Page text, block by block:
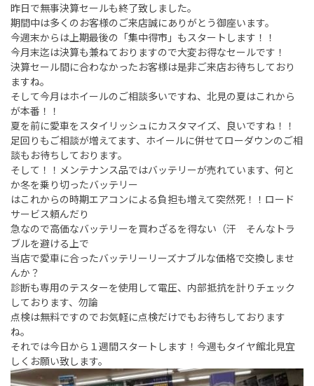
昨日で無事決算セールも終了致しました。
期間中は多くのお客様のご来店誠にありがとう御座います。
今週末からは上期最後の「集中得市」もスタートします！！
今月末迄は決算も兼ねておりますので大変お得なセールです！
決算セール間に合わなかったお客様は是非ご来店お待ちしており
ますね。
そして今月はホイールのご相談多いですね、北見の夏はこれから
が本番！！
夏を前に愛車をスタイリッシュにカスタマイズ、良いですね！！
足回りもご相談が増えてます、ホイールに併せてローダウンのご相
談もお待ちしております。
そして！！メンテナンス品ではバッテリーが売れています、何と
か冬を乗り切ったバッテリー
はこれからの時期エアコンによる負担も増えて突然死！！ロード
サービス頼んだり
急なので高価なバッテリーを買わざるを得ない（汗 そんなトラ
ブルを避ける上で
当店で愛車に合ったバッテリーリーズナブルな価格で交換しませ
んか？
診断も専用のテスターを使用して電圧、内部抵抗を計りチェック
しております、勿論
点検は無料ですのでお気軽に点検だけでもお待ちしております
ね。
それでは今日から１週間スタートします！今週もタイヤ館北見宜
しくお願い致します。